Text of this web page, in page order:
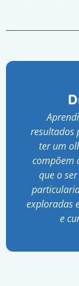
resultados
ter um
compõem
que o
exploradas
e